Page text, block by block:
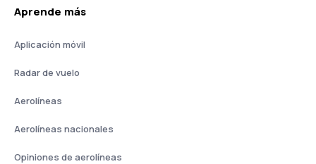
Aprende más
Aplicación móvil
Radar de vuelo
Aerolíneas
Aerolíneas nacionales
Opiniones de aerolíneas